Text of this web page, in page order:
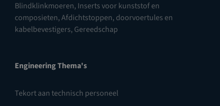
Blindklinkmoeren, Inserts voor kunststof en
composieten,Afdichtstoppen, doorvoertules en
kabelbevestigers, Gereedschap
Engineering Thema's
Tekort aan technisch personeel